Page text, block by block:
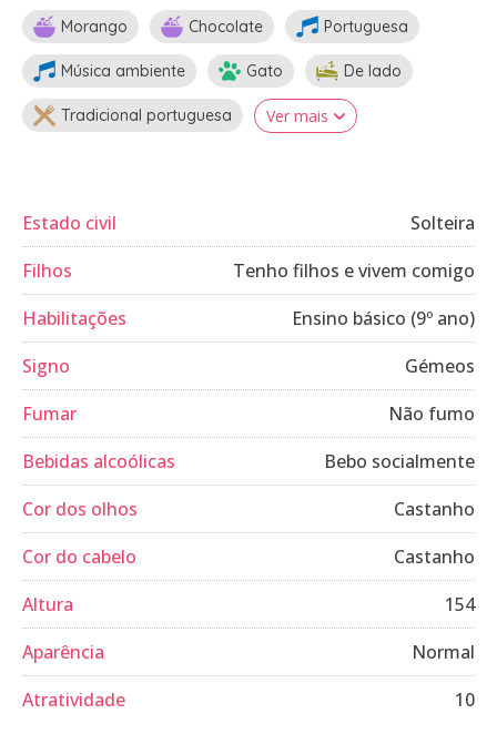
Morango Chocolate Portuguesa
Música ambiente Gato De lado
Tradicional portuguesa Ver mais
Estado civil
Solteira
Filhos
Tenho filhos e vivem comigo
Habilitações
Ensino básico (9º ano)
Signo
Gémeos
Fumar
Não fumo
Bebidas alcoólicas
Bebo socialmente
Cor dos olhos
Castanho
Cor do cabelo
Castanho
Altura
154
Aparência
Normal
Atratividade
10